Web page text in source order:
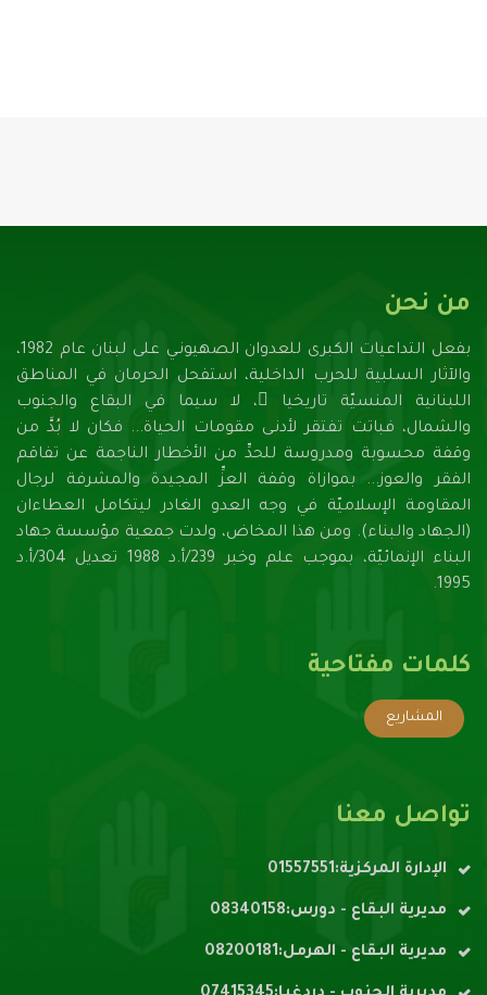
من نحن
بفعل التداعيات الكبرى للعدوان الصهيونـي على لبنان عام 1982،
والآثار السلبية للحرب الداخلية، استفحل الحرمان في المناطق
اللبنانية المنسيّة تاريخيا ً، لا سيما في البقاع والجنوب
والشمال، فباتت تفتقر لأدنـى مقومات الحياة... فكان لا بُدَّ من
وقفة محسوبة ومدروسة للحدِّ من الأخطار الناجمة عن تفاقم
الفقر والعوز... بموازاة وقفة العزِّ المجيدة والمشرفة لرجال
المقاومة الإسلاميّة في وجه العدو الغادر ليتكامل العطاءان
(الجهاد والبناء). ومن هذا المخاض، ولدت جمعية مؤسسة جهاد
البناء الإنمائيّة، بموجب علم وخبر 239/أ.د 1988 تعديل 304/أ.د
1995.
كلمات مفتاحية
المشاريع
تواصل معنا
الإدارة المركزية:01557551
مديرية البقاع - دورس:08340158
مديرية البقاع - الهرمل:08200181